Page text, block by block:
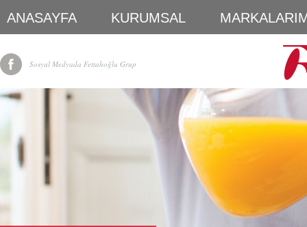
ANASAYFA KURUMSAL
Sosyal Medyada Fettahoğlu Grup